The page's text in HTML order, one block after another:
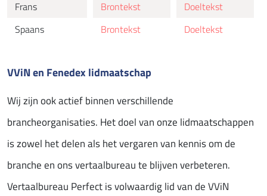
Frans
Brontekst
Doeltekst
Spaans
Brontekst Doeltekst
VViN en Fenedex lidmaatschap
Wij zijn ook actief binnen verschillende
brancheorganisaties. Het doel van onze lidmaatschappen
is zowel het delen als het vergaren van kennis om de
branche en ons vertaalbureau te blijven verbeteren.
Vertaalbureau Perfect is volwaardig lid van de VViN